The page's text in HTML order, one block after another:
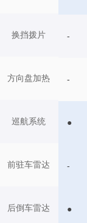
换挡拨片
方向盘加热
巡航系统
前驻车雷达
后倒车雷达
-
-
●
-
●